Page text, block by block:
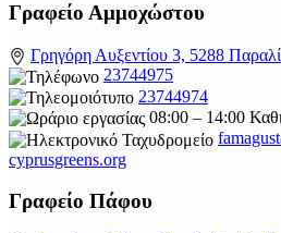
Γραφείο Αμμοχώστου
Γρηγόρη Αυξεντίου 3, 5288
23744975
23744974
08:00 – 14:00
cyprusgreens.org
Γραφείο Πάφου